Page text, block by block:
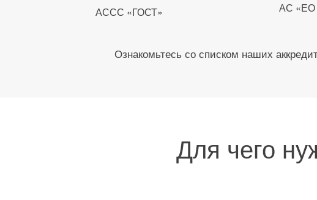
АССС «ГОСТ» АС
Ознакомьтесь со списком наших
Для чего